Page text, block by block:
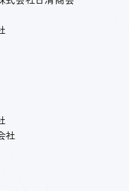
社